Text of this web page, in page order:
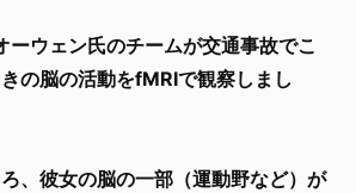
ーウェン氏のチームが交通事故でこ
の脳の活動をfMRIで観察しまし
、彼女の脳の一部（運動野など）が